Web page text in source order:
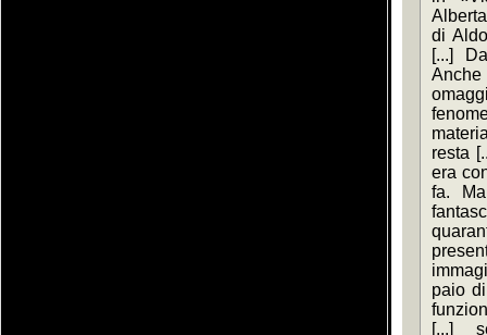
di
[...]
resta
era
fa.
paio
[...]